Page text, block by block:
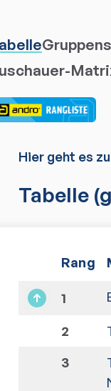
Hier geht es
Tabelle
Rang
1
2
3